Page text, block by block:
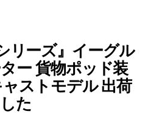
シリーズ』イーグル
ー 貨物ポッド装
ストモデル 出荷
た